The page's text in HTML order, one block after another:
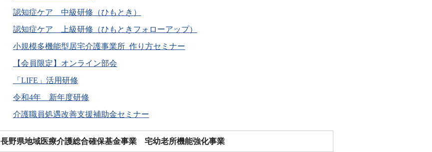
認知症ケア 中級研修（ひもとき）
認知症ケア 上級研修（ひもときフォローアップ）
小規模多機能型居宅介護事業所 作り方セミナー
【会員限定】オンライン部会
「LIFE」活用研修
令和4年 新年度研修
介護職員処遇改善支援補助金セミナー
長野県地域医療介護総合確保基金事業 宅幼老所機能強化事業